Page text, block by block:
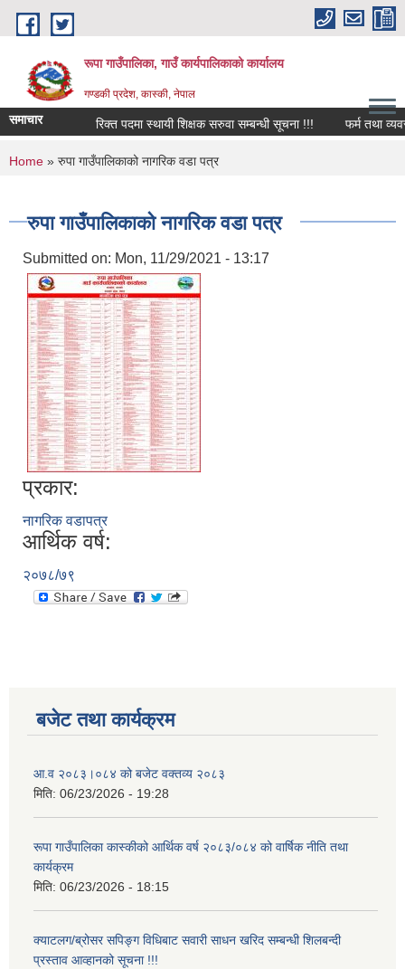
Skip to main content
रूपा गाउँपालिका, गाउँ कार्यपालिकाको कार्यालय
गण्डकी प्रदेश, कास्की, नेपाल
समाचार रिक्त पदमा स्थायी शिक्षक सरुवा सम्बन्धी सूचना !!! फर्म तथा व्यवसाय
You are here
Home » रुपा गाउँपालिकाको नागरिक वडा पत्र
रुपा गाउँपालिकाको नागरिक वडा पत्र
Submitted on: Mon, 11/29/2021 - 13:17
प्रकार:
नागरिक वडापत्र
आर्थिक वर्ष:
२०७८/७९
बजेट तथा कार्यक्रम
आ.व २०८३।०८४ को बजेट वक्तव्य २०८३
मिति: 06/23/2026 - 19:28
रूपा गाउँपालिका कास्कीको आर्थिक वर्ष २०८३/०८४ को वार्षिक नीति तथा
कार्यक्रम
मिति: 06/23/2026 - 18:15
क्याटलग/ब्रोसर सपिङ्ग विधिबाट सवारी साधन खरिद सम्बन्धी शिलबन्दी
प्रस्ताव आव्हानको सूचना !!!